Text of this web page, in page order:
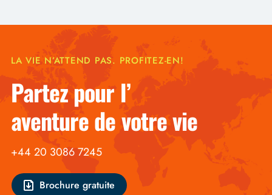
LA VIE N’ATTEND PAS. PROFITEZ-EN!
Partez pour l’
aventure de votre vie
+44 20 3086 7245
Brochure gratuite